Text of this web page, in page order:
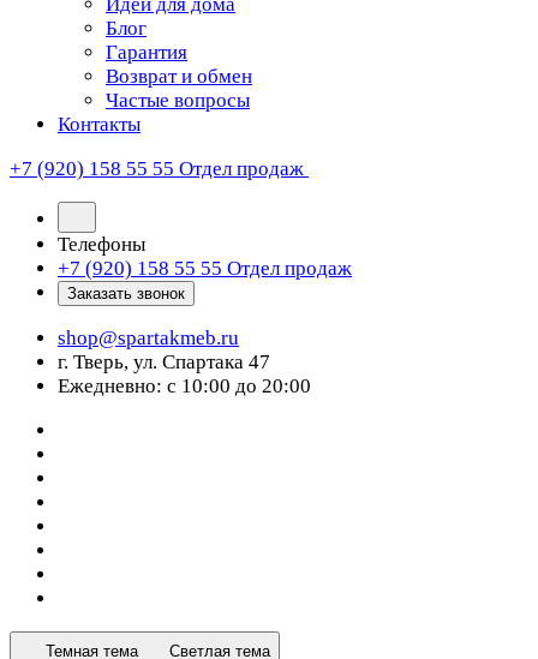
Блог
Гарантия
Возврат и обмен
Частые вопросы
Контакты
+7 (920) 158 55 55 Отдел продаж
Телефоны
+7 (920) 158 55 55 Отдел продаж
Заказать звонок
shop@spartakmeb.ru
г. Тверь, ул. Спартака 47
Ежедневно: с 10:00 до 20:00
Темная тема Светлая тема